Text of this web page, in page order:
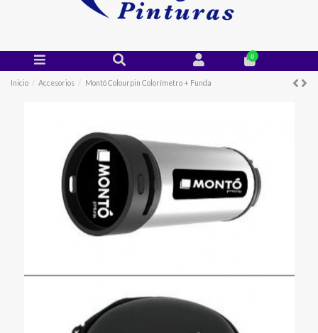
0
Inicio Accesorios Montó Colourpin Colorímetro + Funda